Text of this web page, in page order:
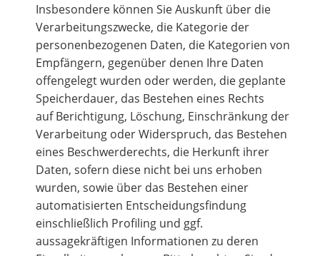
Insbesondere können Sie Auskunft über die
Verarbeitungszwecke, die Kategorie der
personenbezogenen Daten, die Kategorien von
Empfängern, gegenüber denen Ihre Daten
offengelegt wurden oder werden, die geplante
Speicherdauer, das Bestehen eines Rechts
auf Berichtigung, Löschung, Einschränkung der
Verarbeitung oder Widerspruch, das Bestehen
eines Beschwerderechts, die Herkunft ihrer
Daten, sofern diese nicht bei uns erhoben
wurden, sowie über das Bestehen einer
automatisierten Entscheidungsfindung
einschließlich Profiling und ggf.
aussagekräftigen Informationen zu deren